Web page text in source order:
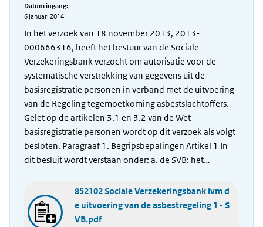
Datum ingang:
6 januari 2014
In het verzoek van 18 november 2013, 2013-
000666316, heeft het bestuur van de Sociale
Verzekeringsbank verzocht om autorisatie voor de
systematische verstrekking van gegevens uit de
basisregistratie personen in verband met de uitvoering
van de Regeling tegemoetkoming asbestslachtoffers.
Gelet op de artikelen 3.1 en 3.2 van de Wet
basisregistratie personen wordt op dit verzoek als volgt
besloten. Paragraaf 1. Begripsbepalingen Artikel 1 In
dit besluit wordt verstaan onder: a. de SVB: het…
852102 Sociale Verzekeringsbank ivm d
e uitvoering van de asbestregeling 1 - S
VB.pdf